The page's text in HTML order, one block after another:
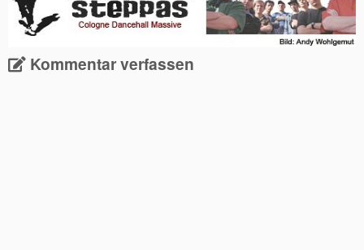
Kommentar verfassen